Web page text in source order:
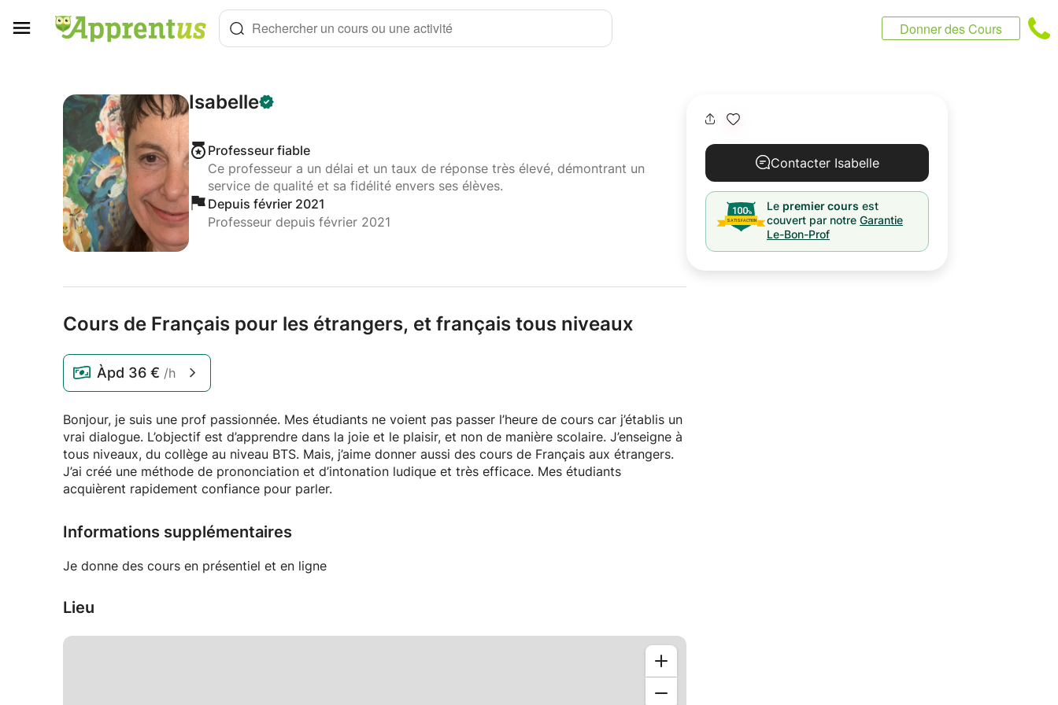
Rechercher un cours ou une activité Donner des Cours
Isabelle
Professeur fiable
Ce professeur a un délai et un taux de réponse très élevé, démontrant un
service de qualité et sa fidélité envers ses élèves.
Depuis février 2021
Professeur depuis février 2021
Cours de Français pour les étrangers, et français tous niveaux
Àpd 36 € /h
Bonjour, je suis une prof passionnée. Mes étudiants ne voient pas passer l’heure de cours car j’établis un
vrai dialogue. L’objectif est d’apprendre dans la joie et le plaisir, et non de manière scolaire. J’enseigne à
tous niveaux, du collège au niveau BTS. Mais, j’aime donner aussi des cours de Français aux étrangers.
J’ai créé une méthode de prononciation et d’intonation ludique et très efficace. Mes étudiants
acquièrent rapidement confiance pour parler.
Informations supplémentaires
Je donne des cours en présentiel et en ligne
Lieu
Contacter Isabelle
Le premier cours est
couvert par notre Garantie
Le-Bon-Prof